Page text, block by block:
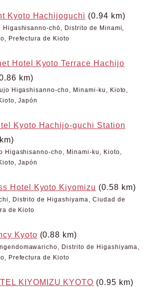
Kyoto Hachijoguchi (0.94 km)
Higashisanno-chō, Distrito de Minami,
Prefectura de Kioto
Hotel Kyoto Terrace Hachijo
km)
Higashisanno-cho, Minami-ku, Kioto,
Japón
Kyoto Hachijo-guchi Station
Higashisanno-cho, Minami-ku, Kioto,
Japón
Hotel Kyoto Kiyomizu (0.58 km)
Distrito de Higashiyama, Ciudad de
de Kioto
Kyoto (0.88 km)
Distrito de Higashiyama,
Prefectura de Kioto
KIYOMIZU KYOTO (0.95 km)